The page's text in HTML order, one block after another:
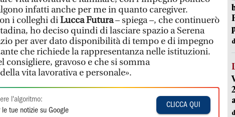
infatti anche per me in quanto caregiver.
i colleghi diLucca Futura– spiega –, che continuerò
ho deciso quindi di lasciare spazio a Serena
per aver dato disponibilità di tempo e di impegno
che richiede la rappresentanza nelle istituzioni.
consigliere, gravoso e che si somma
vita lavorativa e personale».
l'algoritmo:
tue notizie su Google
CLICCA QUI